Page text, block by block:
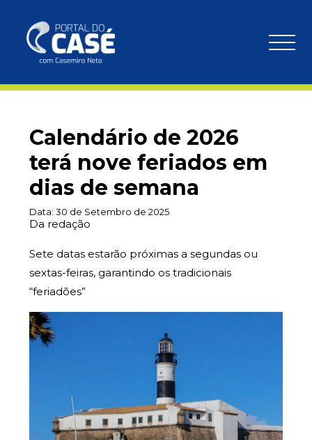
Calendário de 2026
terá nove feriados em
dias de semana
Data: 30 de Setembro de 2025
Da redação
Sete datas estarão próximas a segundas ou
sextas-feiras, garantindo os tradicionais
“feriadões”